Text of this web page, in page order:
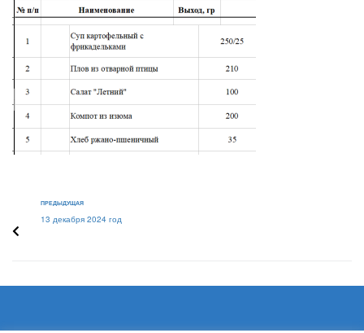
ПРЕДЫДУЩАЯ
13 декабря 2024 год